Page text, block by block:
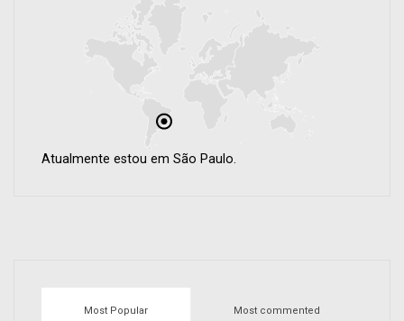
Atualmente estou em São Paulo.
Most Popular Most commented